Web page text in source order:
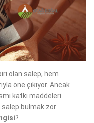
olan salep, hem
öne çıkıyor. Ancak
katkı maddeleri
bulmak zor
?